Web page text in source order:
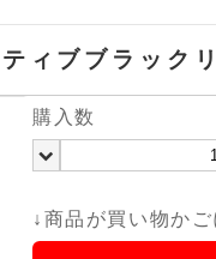
ィブブラック
購入数
↓商品が買い物か